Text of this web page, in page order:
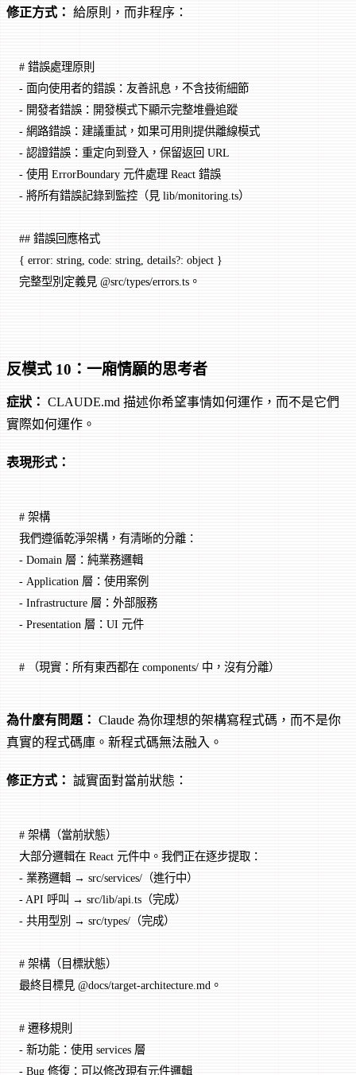
修正方式： 給原則，而非程序：
# 錯誤處理原則
- 面向使用者的錯誤：友善訊息，不含技術細節
- 開發者錯誤：開發模式下顯示完整堆疊追蹤
- 網路錯誤：建議重試，如果可用則提供離線模式
- 認證錯誤：重定向到登入，保留返回 URL
- 使用 ErrorBoundary 元件處理 React 錯誤
- 將所有錯誤記錄到監控（見 lib/monitoring.ts）
## 錯誤回應格式
{ error: string, code: string, details?: object }
完整型別定義見 @src/types/errors.ts。
反模式 10：一廂情願的思考者
症狀： CLAUDE.md 描述你希望事情如何運作，而不是它們
實際如何運作。
表現形式：
# 架構
我們遵循乾淨架構，有清晰的分離：
- Domain 層：純業務邏輯
- Application 層：使用案例
- Infrastructure 層：外部服務
- Presentation 層：UI 元件
# （現實：所有東西都在 components/ 中，沒有分離）
為什麼有問題： Claude 為你理想的架構寫程式碼，而不是你
真實的程式碼庫。新程式碼無法融入。
修正方式： 誠實面對當前狀態：
# 架構（當前狀態）
大部分邏輯在 React 元件中。我們正在逐步提取：
- 業務邏輯 → src/services/（進行中）
- API 呼叫 → src/lib/api.ts（完成）
- 共用型別 → src/types/（完成）
# 架構（目標狀態）
最終目標見 @docs/target-architecture.md。
# 遷移規則
- 新功能：使用 services 層
- Bug 修復：可以修改現有元件邏輯